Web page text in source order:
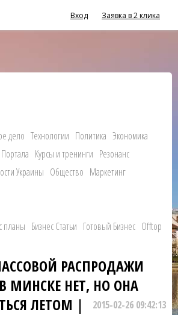
Вход Заявка в 2 клика
дело Технологии Политика Экономика
Курсы и тренинги Резонанс
Украины Общество Маркетинг
планы Бизнес Статьи Готовый Бизнес Offtop
РАСПРОДАЖИ
МИНСКЕ НЕТ, НО ОНА
ЛЕТОМ |
2015-02-26 09:42:13